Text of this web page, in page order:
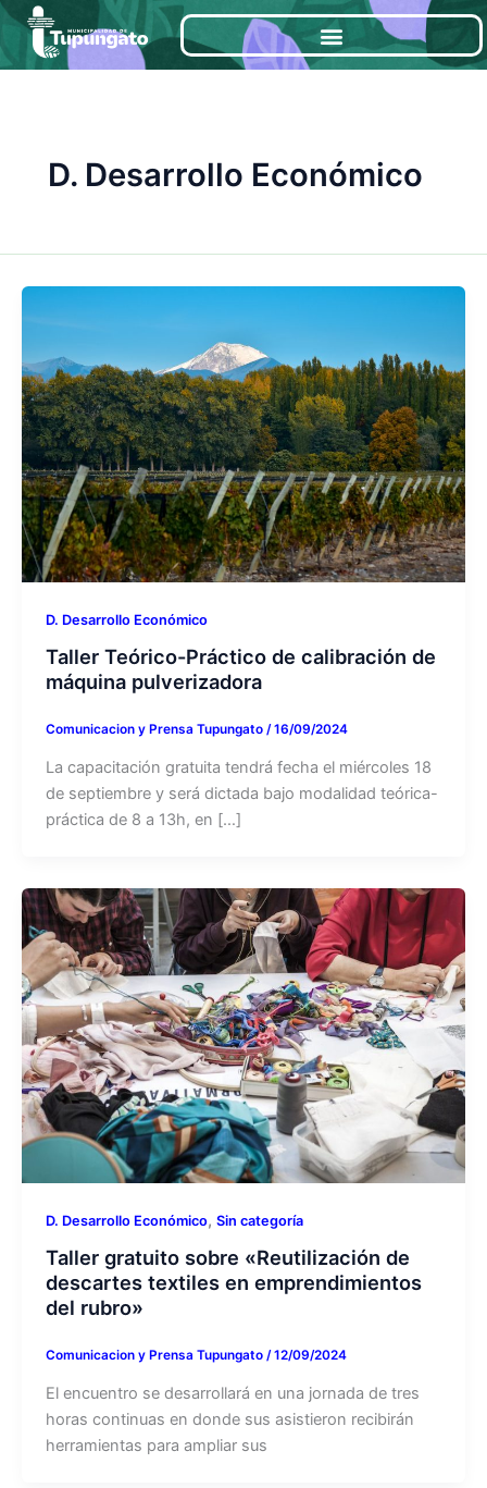
Ir
contenido
D. Desarrollo Económico
D. Desarrollo Económico
Taller Teórico-Práctico de calibración de
máquina pulverizadora
Comunicacion y Prensa Tupungato /16/09/2024
La capacitación gratuita tendrá fecha el miércoles 18
de septiembre y será dictada bajo modalidad teórica-
práctica de 8 a 13h, en […]
D. Desarrollo Económico, Sin categoría
Taller gratuito sobre «Reutilización de
descartes textiles en emprendimientos
del rubro»
Comunicacion y Prensa Tupungato /12/09/2024
El encuentro se desarrollará en una jornada de tres
horas continuas en donde sus asistieron recibirán
herramientas para ampliar sus